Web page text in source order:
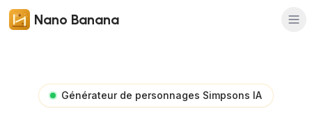
Nano Banana
Générateur de personnages Simpsons IA